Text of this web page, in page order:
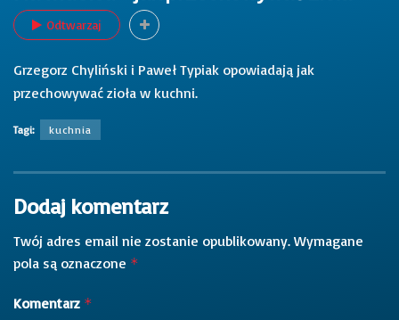
Odtwarzaj
Grzegorz Chyliński i Paweł Typiak opowiadają jak
przechowywać zioła w kuchni.
Tagi: kuchnia
Dodaj komentarz
Twój adres email nie zostanie opublikowany. Wymagane
pola są oznaczone *
Komentarz *